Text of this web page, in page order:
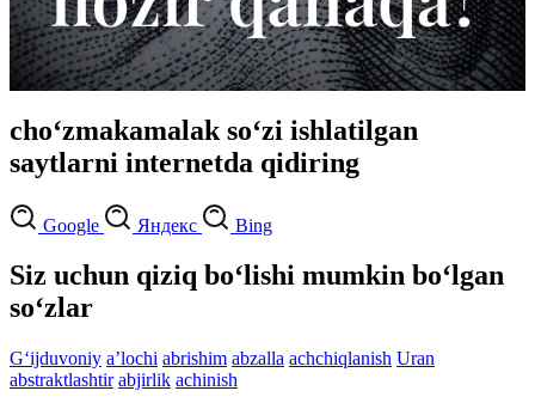
cho‘zmakamalak so‘zi ishlatilgan
saytlarni internetda qidiring
Google Яндекс Bing
Siz uchun qiziq bo‘lishi mumkin bo‘lgan
so‘zlar
G‘ijduvoniy aʼlochi abrishim abzalla achchiqlanish Uran
abstraktlashtir abjirlik achinish